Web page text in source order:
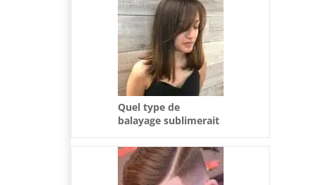
Quel type de
balayage sublimerait
bruns ?